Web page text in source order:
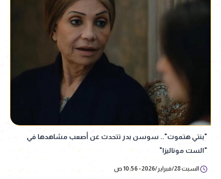
"بنتي هتموت".. سوسن بدر تتحدث عن أصعب مشاهدها في
"الست موناليزا"
السبت 28/فبراير/2026 - 10:56 ص